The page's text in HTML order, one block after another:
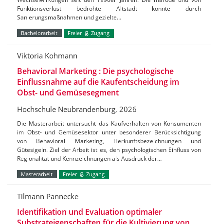
Funktionsverlust bedrohte Altstadt konnte durch
Sanierungsmaßnahmen und gezielte…
Bachelorarbeit Freier Zugang
Viktoria Kohmann
Behavioral Marketing : Die psychologische
Einflussnahme auf die Kaufentscheidung im
Obst- und Gemüsesegment
Hochschule Neubrandenburg, 2026
Die Masterarbeit untersucht das Kaufverhalten von Konsumenten
im Obst- und Gemüsesektor unter besonderer Berücksichtigung
von Behavioral Marketing, Herkunftsbezeichnungen und
Gütesigeln. Ziel der Arbeit ist es, den psychologischen Einfluss von
Regionalität und Kennzeichnungen als Ausdruck der…
Masterarbeit Freier Zugang
Tilmann Pannecke
Identifikation und Evaluation optimaler